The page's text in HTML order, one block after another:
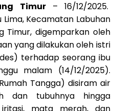
Timur– 16/12/2025.
Lima, Kecamatan Labuhan
Timur, digemparkan oleh
yang dilakukan oleh istri
terhadap seorang ibu
malam (14/12/2025).
Tangga) disiram air
dan tubuhnya hingga